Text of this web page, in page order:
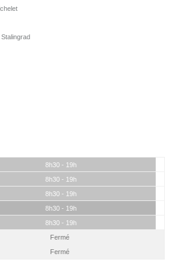
8h30 - 19h
8h30 - 19h
8h30 - 19h
8h30 - 19h
8h30 - 19h
Fermé
Fermé